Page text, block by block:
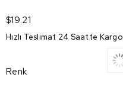
$19.21
Hızlı Teslimat 24 Saatte Kargo
Renk